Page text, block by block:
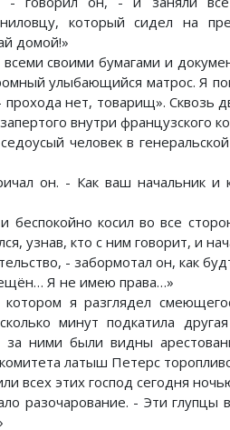
который сидел на
домой!»
всеми своими бумагами и
улыбающийся матрос. Я
нет, товарищ». Сквозь
внутри французского
человек в
он. - Как ваш начальник и
беспокойно косил во все
узнав, кто с ним говорит, и
- забормотал он, как
Я не имею права…»
я разглядел
минут подкатила
ними были видны
латыш Петерс
всех этих господ сегодня
разочарование. - Эти